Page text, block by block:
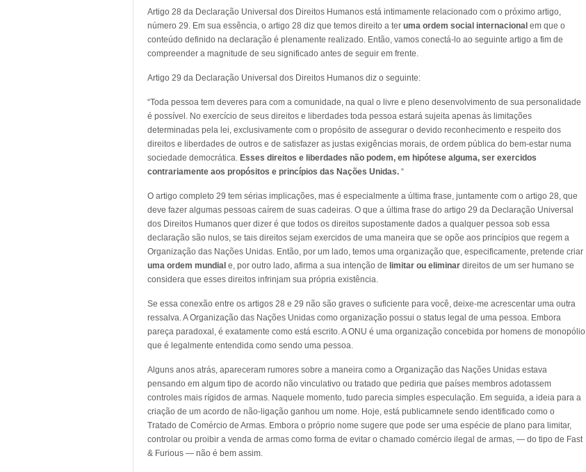
Artigo 28 da Declaração Universal dos Direitos Humanos está intimamente relacionado com o próximo artigo,
número 29. Em sua essência, o artigo 28 diz que temos direito a ter uma ordem social internacional em que o
conteúdo definido na declaração é plenamente realizado. Então, vamos conectá-lo ao seguinte artigo a fim de
compreender a magnitude de seu significado antes de seguir em frente.
Artigo 29 da Declaração Universal dos Direitos Humanos diz o seguinte:
“Toda pessoa tem deveres para com a comunidade, na qual o livre e pleno desenvolvimento de sua personalidade
é possível. No exercício de seus direitos e liberdades toda pessoa estará sujeita apenas às limitações
determinadas pela lei, exclusivamente com o propósito de assegurar o devido reconhecimento e respeito dos
direitos e liberdades de outros e de satisfazer as justas exigências morais, de ordem pública do bem-estar numa
sociedade democrática. Esses direitos e liberdades não podem, em hipótese alguma, ser exercidos
contrariamente aos propósitos e princípios das Nações Unidas. “
O artigo completo 29 tem sérias implicações, mas é especialmente a última frase, juntamente com o artigo 28, que
deve fazer algumas pessoas caírem de suas cadeiras. O que a última frase do artigo 29 da Declaração Universal
dos Direitos Humanos quer dizer é que todos os direitos supostamente dados a qualquer pessoa sob essa
declaração são nulos, se tais direitos sejam exercidos de uma maneira que se opõe aos princípios que regem a
Organização das Nações Unidas. Então, por um lado, temos uma organização que, especificamente, pretende criar
uma ordem mundial e, por outro lado, afirma a sua intenção de limitar ou eliminar direitos de um ser humano se
considera que esses direitos infrinjam sua própria existência.
Se essa conexão entre os artigos 28 e 29 não são graves o suficiente para você, deixe-me acrescentar uma outra
ressalva. A Organização das Nações Unidas como organização possui o status legal de uma pessoa. Embora
pareça paradoxal, é exatamente como está escrito. A ONU é uma organização concebida por homens de monopólio
que é legalmente entendida como sendo uma pessoa.
Alguns anos atrás, apareceram rumores sobre a maneira como a Organização das Nações Unidas estava
pensando em algum tipo de acordo não vinculativo ou tratado que pediria que países membros adotassem
controles mais rígidos de armas. Naquele momento, tudo parecia simples especulação. Em seguida, a ideia para a
criação de um acordo de não-ligação ganhou um nome. Hoje, está publicamnete sendo identificado como o
Tratado de Comércio de Armas. Embora o próprio nome sugere que pode ser uma espécie de plano para limitar,
controlar ou proibir a venda de armas como forma de evitar o chamado comércio ilegal de armas, — do tipo de Fast
& Furious — não é bem assim.